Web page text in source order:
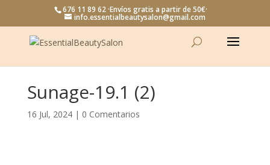
676 11 89 62 ·Envíos gratis a partir de 50€·
info.essentialbeautysalon@gmail.com
Sunage-19.1 (2)
16 Jul, 2024| 0 Comentarios